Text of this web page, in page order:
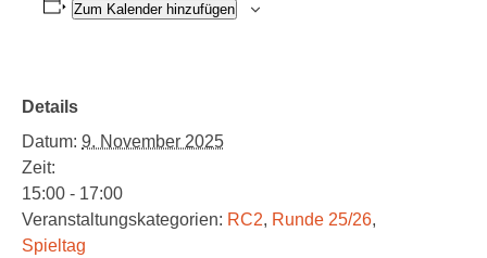
Zum Kalender hinzufügen
Details
Datum: 9. November 2025
Zeit:
15:00 - 17:00
Veranstaltungskategorien: RC2, Runde 25/26,
Spieltag